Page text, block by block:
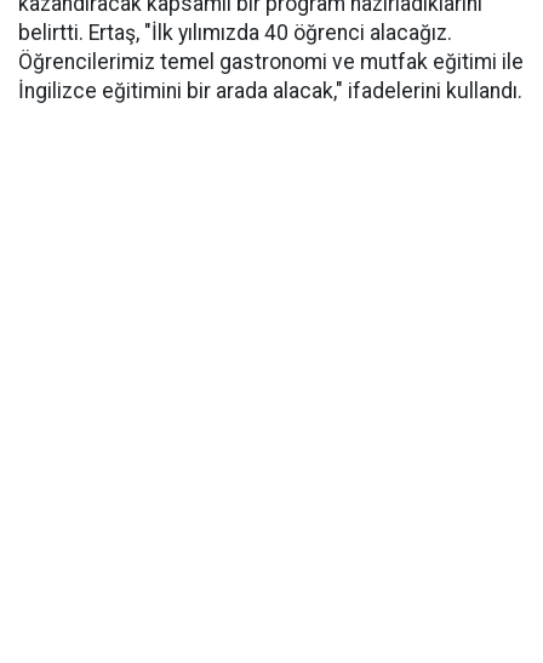
belirtti. Ertaş, "İlk yılımızda 40 öğrenci alacağız.
Öğrencilerimiz temel gastronomi ve mutfak eğitimi ile
İngilizce eğitimini bir arada alacak," ifadelerini kullandı.